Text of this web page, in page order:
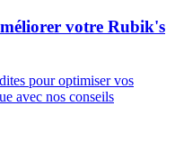
votre Rubik's
pour optimiser vos
avec nos conseils